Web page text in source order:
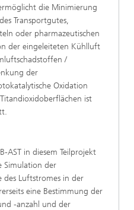
die Minimierung
Transportgutes,
oder pharmazeutischen
der eingeleiteten Kühlluft
/
der
Oxidation
ist
AST in diesem Teilprojekt
Simulation der
des Luftstromes in der
eine Bestimmung der
-anzahl und der